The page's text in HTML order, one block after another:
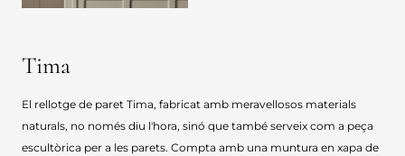
Tima
El rellotge de paret Tima, fabricat amb meravellosos materials
naturals, no només diu l'hora, sinó que també serveix com a peça
escultòrica per a les parets. Compta amb una muntura en xapa de